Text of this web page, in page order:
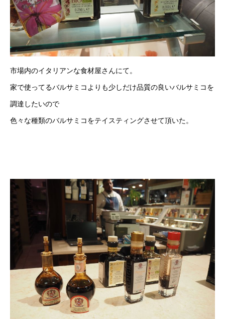
市場内のイタリアンな食材屋さんにて。
家で使ってるバルサミコよりも少しだけ品質の良いバルサミコを
調達したいので
色々な種類のバルサミコをテイスティングさせて頂いた。